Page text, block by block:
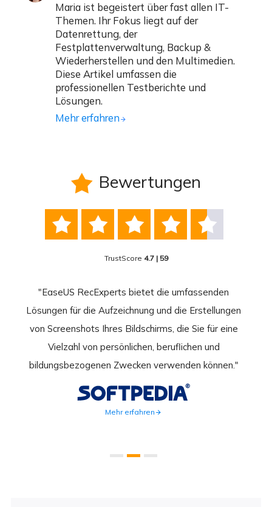
Maria ist begeistert über fast allen IT-
Themen. Ihr Fokus liegt auf der
Datenrettung, der
Festplattenverwaltung, Backup &
Wiederherstellen und den Multimedien.
Diese Artikel umfassen die
professionellen Testberichte und
Lösungen.
Mehr erfahren
 Bewertungen
    
TrustScore 4.7 | 59
"EaseUS RecExperts bietet die umfassenden
Lösungen für die Aufzeichnung und die Erstellungen
von Screenshots Ihres Bildschirms, die Sie für eine
Vielzahl von persönlichen, beruflichen und
bildungsbezogenen Zwecken verwenden können."
Mehr erfahren